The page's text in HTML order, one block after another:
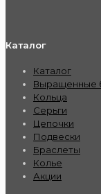
Каталог
Каталог
Выращенные
Кольца
Серьги
Цепочки
Подвески
Браслеты
Колье
Акции